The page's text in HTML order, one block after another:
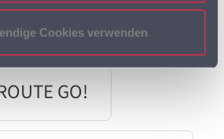
Cookies verwenden
MULTIROUTE
GO!